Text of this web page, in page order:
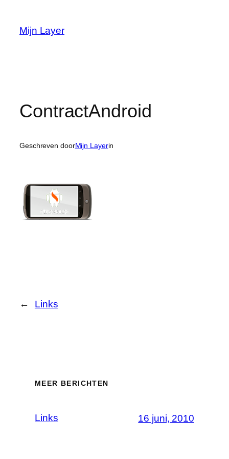
Mijn Layer
ContractAndroid
Geschreven doorMijn Layerin
← Links
MEER BERICHTEN
Links 16 juni, 2010